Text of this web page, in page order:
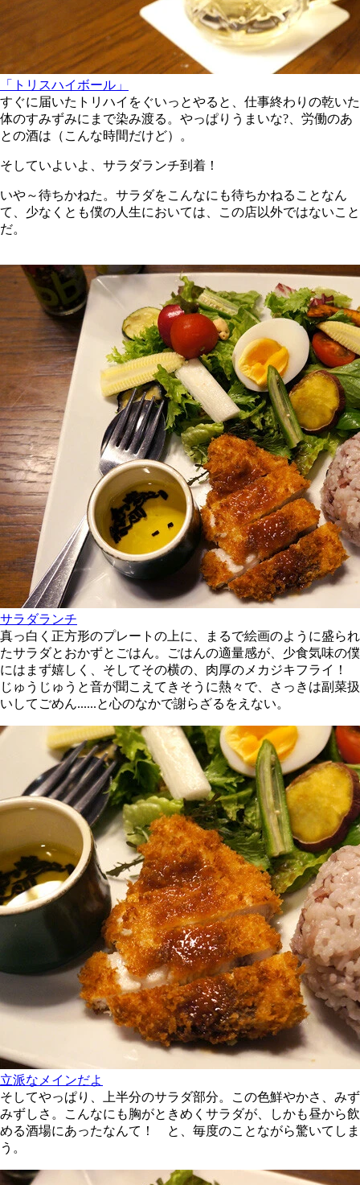
「トリスハイボール」
すぐに届いたトリハイをぐいっとやると、仕事終わりの乾いた
体のすみずみにまで染み渡る。やっぱりうまいな?、労働のあ
との酒は（こんな時間だけど）。
そしていよいよ、サラダランチ到着！
いや～待ちかねた。サラダをこんなにも待ちかねることなん
て、少なくとも僕の人生においては、この店以外ではないこと
だ。
サラダランチ
真っ白く正方形のプレートの上に、まるで絵画のように盛られ
たサラダとおかずとごはん。ごはんの適量感が、少食気味の僕
にはまず嬉しく、そしてその横の、肉厚のメカジキフライ！
じゅうじゅうと音が聞こえてきそうに熱々で、さっきは副菜扱
いしてごめん......と心のなかで謝らざるをえない。
立派なメインだよ
そしてやっぱり、上半分のサラダ部分。この色鮮やかさ、みず
みずしさ。こんなにも胸がときめくサラダが、しかも昼から飲
める酒場にあったなんて！ と、毎度のことながら驚いてしま
う。